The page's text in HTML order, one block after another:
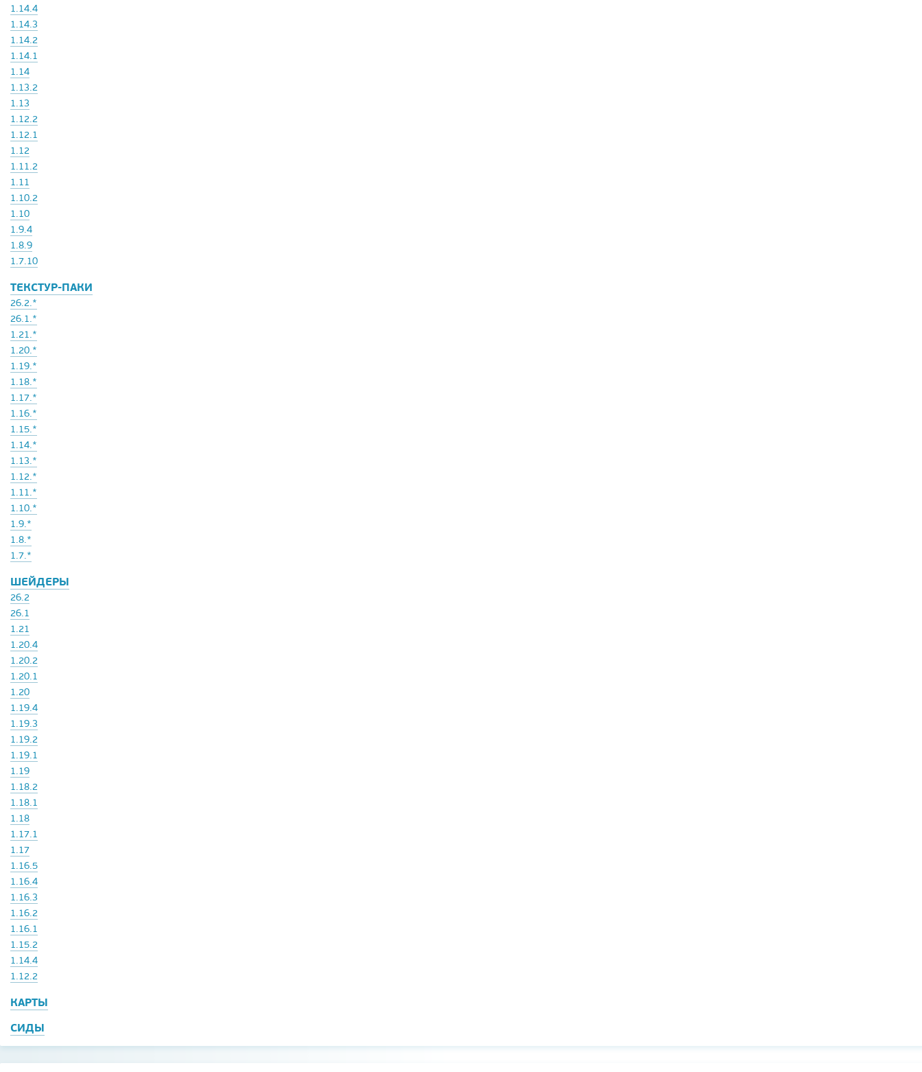
1.14.4
1.14.3
1.14.2
1.14.1
1.14
1.13.2
1.13
1.12.2
1.12.1
1.12
1.11.2
1.11
1.10.2
1.10
1.9.4
1.8.9
1.7.10
ТЕКСТУР-ПАКИ
26.2.*
26.1.*
1.21.*
1.20.*
1.19.*
1.18.*
1.17.*
1.16.*
1.15.*
1.14.*
1.13.*
1.12.*
1.11.*
1.10.*
1.9.*
1.8.*
1.7.*
ШЕЙДЕРЫ
26.2
26.1
1.21
1.20.4
1.20.2
1.20.1
1.20
1.19.4
1.19.3
1.19.2
1.19.1
1.19
1.18.2
1.18.1
1.18
1.17.1
1.17
1.16.5
1.16.4
1.16.3
1.16.2
1.16.1
1.15.2
1.14.4
1.12.2
КАРТЫ
СИДЫ